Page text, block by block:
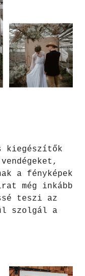
kiegészítők
a fényképek
még inkább
teszi az
szolgál a